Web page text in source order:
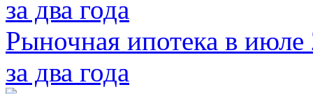
Рыночная ипотека в июле
за два года